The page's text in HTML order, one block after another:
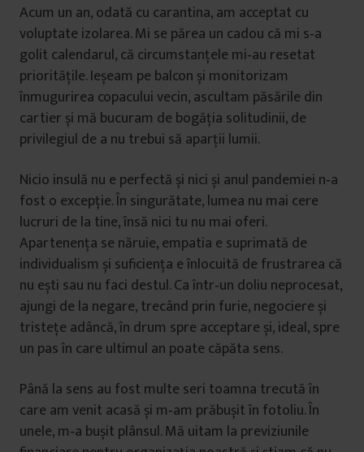
Acum un an, odată cu carantina, am acceptat cu
voluptate izolarea. Mi se părea un cadou că mi s‐a
golit calendarul, că circumstanțele mi‐au resetat
prioritățile. Ieșeam pe balcon și monitorizam
înmugurirea copacului vecin, ascultam păsările din
cartier și mă bucuram de bogăția solitudinii, de
privilegiul de a nu trebui să aparții lumii.
Nicio insulă nu e perfectă și nici și anul pandemiei n‐a
fost o excepție. În singurătate, lumea nu mai cere
lucruri de la tine, însă nici tu nu mai oferi.
Apartenența se năruie, empatia e suprimată de
individualism și suficiența e înlocuită de frustrarea că
nu ești sau nu faci destul. Ca într‐un doliu neprocesat,
ajungi de la negare, trecând prin furie, negociere și
tristețe adâncă, în drum spre acceptare și, ideal, spre
un pas în care ultimul an poate căpăta sens.
Până la sens au fost multe seri toamna trecută în
care am venit acasă și m‐am prăbușit în fotoliu. În
unele, m‐a bușit plânsul. Mă uitam la previziunile